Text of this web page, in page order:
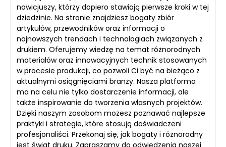
nowicjuszy, którzy dopiero stawiają pierwsze kroki w tej
dziedzinie. Na stronie znajdziesz bogaty zbiór
artykułów, przewodników oraz informacji o
najnowszych trendach i technologiach związanych z
drukiem. Oferujemy wiedzę na temat różnorodnych
materiałów oraz innowacyjnych technik stosowanych
w procesie produkcji, co pozwoli Ci być na bieżąco z
aktualnymi osiągnięciami branży. Nasza platforma
ma na celu nie tylko dostarczenie informacji, ale
także inspirowanie do tworzenia własnych projektów.
Dzięki naszym zasobom możesz poznawać najlepsze
praktyki i strategie, które stosują doświadczeni
profesjonaliści. Przekonaj się, jak bogaty i różnorodny
jest świat druku. Zapraszamy do odwiedzenia naszej